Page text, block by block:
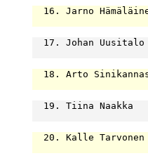
16. Jarno
17. Johan
18. Arto
19. Tiina Naakka
20. Kalle